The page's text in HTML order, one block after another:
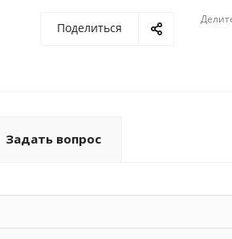
Поделиться
Задать вопрос